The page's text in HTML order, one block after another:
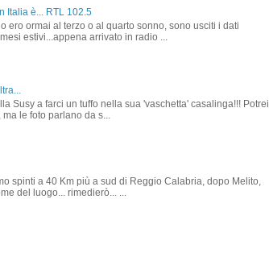
Italia è... RTL 102.5
ero ormai al terzo o al quarto sonno, sono usciti i dati
estivi...appena arrivato in radio ...
Susy a farci un tuffo nella sua 'vaschetta' casalinga!!! Potrei
le foto parlano da s...
spinti a 40 Km più a sud di Reggio Calabria, dopo Melito,
del luogo... rimedierò... ...